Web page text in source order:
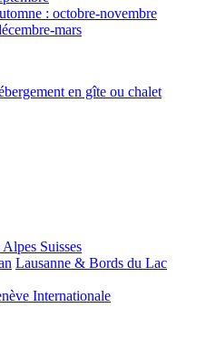
: octobre-novembre
mars
en gîte ou chalet
Suisses
Lausanne & Bords du Lac
Internationale